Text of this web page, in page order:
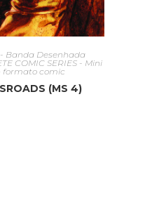
- Banda Desenhada
COMIC SERIES - Mini
formato comic
(MS 4)